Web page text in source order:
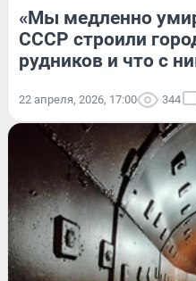
«Мы медленно
СССР строили
рудников и что с
22 апреля, 2026, 17:00 344